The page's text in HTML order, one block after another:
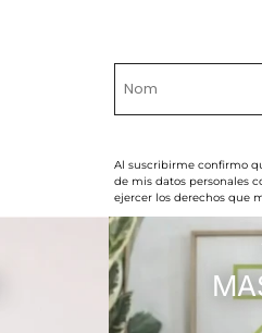
Al suscribirme confirmo
de mis datos personales
ejercer los derechos que